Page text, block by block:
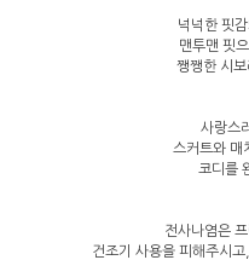
넉넉한 핏
맨투맨 핏
쨍쨍한 시
사랑스
스커트와 매
코디를
전사나염은
건조기 사용을 피해주시